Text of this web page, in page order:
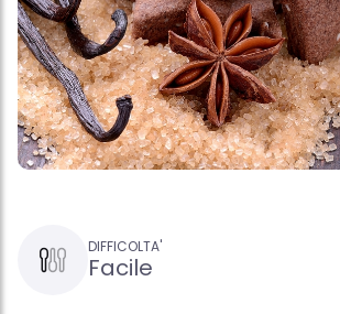
DIFFICOLTA'
Facile